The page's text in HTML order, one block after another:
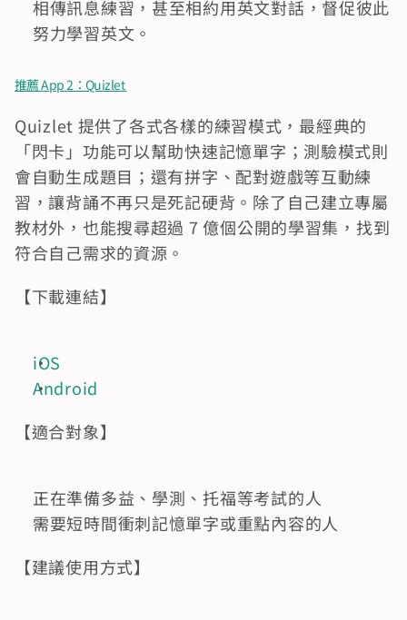
相傳訊息練習，甚至相約用英文對話，督促彼此
努力學習英文。
推薦 App 2：Quizlet
Quizlet 提供了各式各樣的練習模式，最經典的
「閃卡」功能可以幫助快速記憶單字；測驗模式則
會自動生成題目；還有拼字、配對遊戲等互動練
習，讓背誦不再只是死記硬背。除了自己建立專屬
教材外，也能搜尋超過 7 億個公開的學習集，找到
符合自己需求的資源。
【下載連結】
iOS
Android
【適合對象】
正在準備多益、學測、托福等考試的人
需要短時間衝刺記憶單字或重點內容的人
【建議使用方式】